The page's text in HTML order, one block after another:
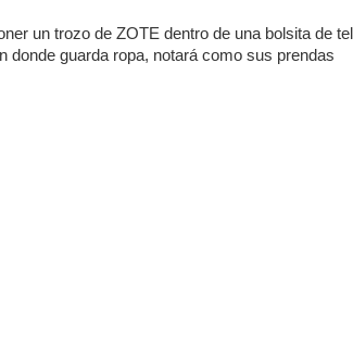
un trozo de ZOTE dentro de una bolsita de
donde guarda ropa, notará como sus prendas